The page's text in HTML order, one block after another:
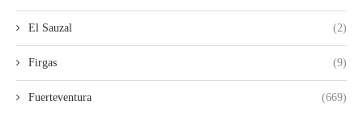
El Sauzal (2)
Firgas (9)
Fuerteventura (669)